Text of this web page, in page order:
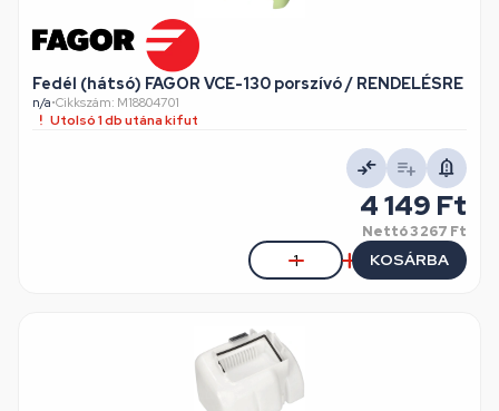
Fedél (hátsó) FAGOR VCE-130 porszívó / RENDELÉSRE
n/a•Cikkszám: M18804701
Utolsó 1 db utána kifut
4 149 Ft
Nettó3 267 Ft
KOSÁRBA